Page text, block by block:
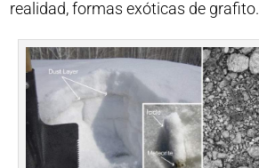
realidad, formas exóticas de grafito.